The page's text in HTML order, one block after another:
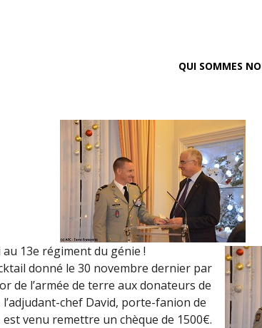
QUI SOMMES
don du 13ème
au 13e régiment du génie !
donné le 30 novembre dernier par
de l’armée de terre aux donateurs de
chef David, porte-fanion de
venu remettre un chèque de 1500€.